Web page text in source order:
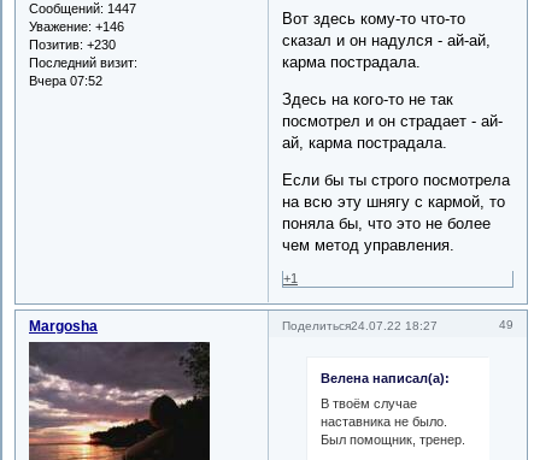
Сообщений: 1447
Уважение: +146
Позитив: +230
Последний визит:
Вчера 07:52
Вот здесь кому-то что-то
сказал и он надулся - ай-ай,
карма пострадала.
Здесь на кого-то не так
посмотрел и он страдает - ай-
ай, карма пострадала.
Если бы ты строго посмотрела
на всю эту шнягу с кармой, то
поняла бы, что это не более
чем метод управления.
+1
Поделиться 49
24.07.22 18:27
Margosha
Велена написал(а):
В твоём случае
наставника не было.
Был помощник, тренер.